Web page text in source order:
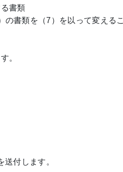
書類
書類を（7）を以って変える
。
付します。